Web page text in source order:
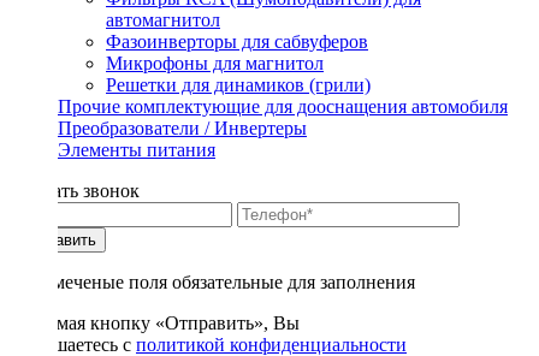
автомагнитол
Фазоинверторы для сабвуферов
Микрофоны для магнитол
Решетки для динамиков (грили)
Прочие комплектующие для дооснащения автомобиля
Преобразователи / Инвертеры
Элементы питания
Заказать звонок
Отправить
* - отмеченые поля обязательные для заполнения
Нажимая кнопку «Отправить», Вы
соглашаетесь с политикой конфиденциальности